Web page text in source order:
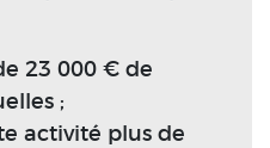
23 000 € de
;
activité plus de